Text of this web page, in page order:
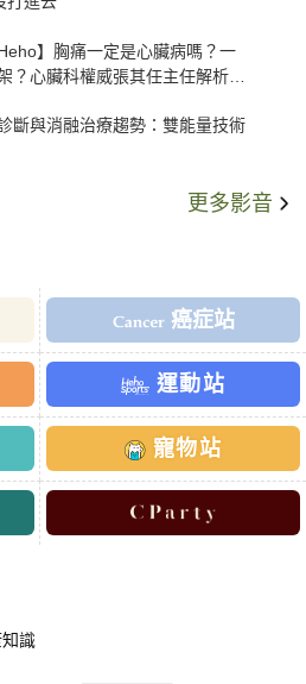
】胸痛一定是心臟病嗎？一
？心臟科權威張其任主任解析支
斷與消融治療趨勢：雙能量技術
更多影音
癌症站
運動站
寵物站
識